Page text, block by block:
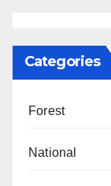
Categories
Forest
National